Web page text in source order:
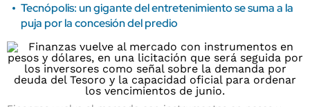
Tecnópolis: un gigante del entretenimiento se suma a la
puja por la concesión del predio